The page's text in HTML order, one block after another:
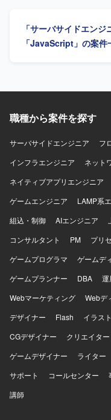
「サーバサイドエン
「JavaScript」の案件
職種から案件を探す
サーバサイドエンジニア
フ
インフラエンジニア
ネット
ネイティブアプリエンジニア
ゲームエンジニア
LAMP系
組込・制御
AIエンジニア
コンサルタント
PM プリ
ゲームプログラマ
ゲームデ
ゲームプランナー
DBA 運
Webマーケティング
Webデ
デザイナー
Flash イラス
CGデザイナー
クリエイター
ゲームデザイナー
ライター
サポート
コールセンター
講師